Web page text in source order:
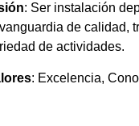
: Ser instalación
de calidad,
de actividades.
: Excelencia,